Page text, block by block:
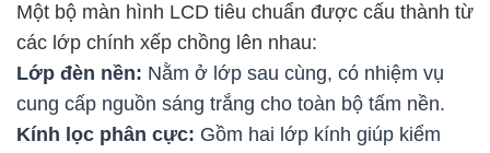
Một bộ màn hình LCD tiêu chuẩn được cấu thành từ
các lớp chính xếp chồng lên nhau:
Lớp đèn nền: Nằm ở lớp sau cùng, có nhiệm vụ
cung cấp nguồn sáng trắng cho toàn bộ tấm nền.
Kính lọc phân cực: Gồm hai lớp kính giúp kiểm